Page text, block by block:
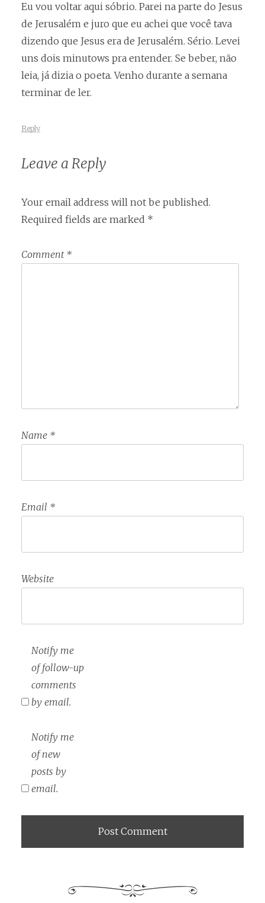
Eu vou voltar aqui sóbrio. Parei na parte do Jesus
de Jerusalém e juro que eu achei que você tava
dizendo que Jesus era de Jerusalém. Sério. Levei
uns dois minutows pra entender. Se beber, não
leia, já dizia o poeta. Venho durante a semana
terminar de ler.
Reply
Leave a Reply
Your email address will not be published.
Required fields are marked *
Comment *
Name *
Email *
Website
Notify me
of follow-up
comments
by email.
Notify me
of new
posts by
email.